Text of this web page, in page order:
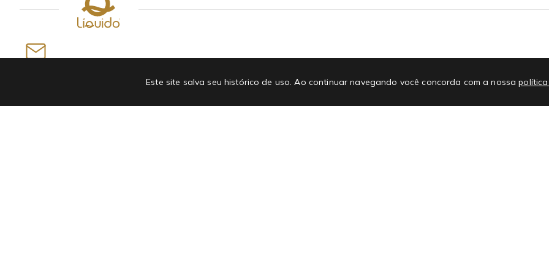
Este site salva seu histórico de uso. Ao continuar navegando você concorda com a nossa